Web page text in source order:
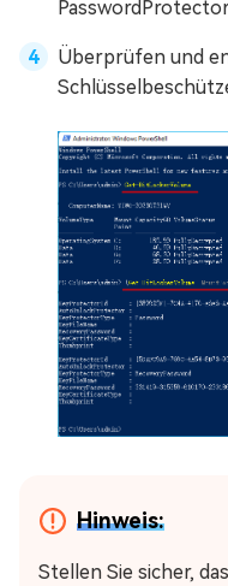
Überprüfen und
Hinweis:
Stellen Sie sicher,